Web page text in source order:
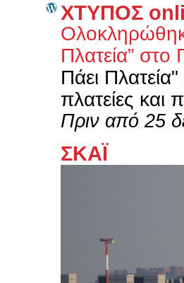
XΤΥΠΟΣ
Πλατεία” στο
Πάει
πλατείες
Πριν από 25
ΣΚΑΪ